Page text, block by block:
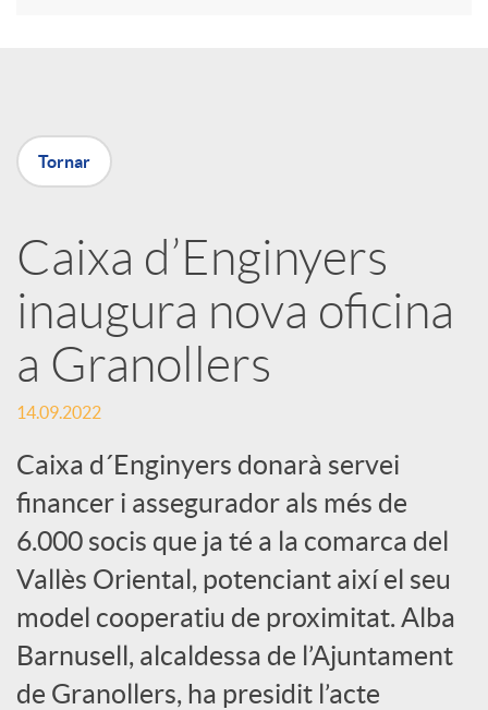
X
a
r
x
e
s
S
o
Tornar
Caixa d’Enginyers
inaugura nova oficina
a Granollers
14.09.2022
Caixa d´Enginyers donarà servei
financer i assegurador als més de
6.000 socis que ja té a la comarca del
Vallès Oriental, potenciant així el seu
model cooperatiu de proximitat. Alba
Barnusell, alcaldessa de l’Ajuntament
de Granollers, ha presidit l’acte